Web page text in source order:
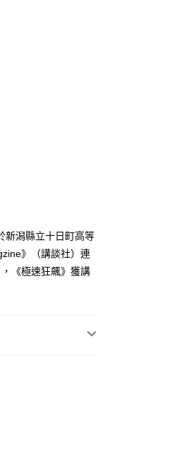
方式。 讓您購物簡單
至「AFTEE先享後
成結帳。
結，可透過四大超商
易完成。
需要取消訂單，請聯
有效，需透過AFTEE
support/home
享後付」服務完成之
交易相關給付款項請
新潟縣立十日町高等
》（講談社）連
《極速狂飆》獲講